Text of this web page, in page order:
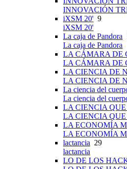
INNOVACIÓN
iXSM 20' 9
iXSM 20'
La caja de Pandora
La caja de Pandora
LA CÁMARA DE
LA CÁMARA DE
LA CIENCIA DE
LA CIENCIA DE
La ciencia del
La ciencia del
LA CIENCIA
LA CIENCIA
LA ECONOMÍA
LA ECONOMÍA
lactancia 29
lactancia
LO DE LOS